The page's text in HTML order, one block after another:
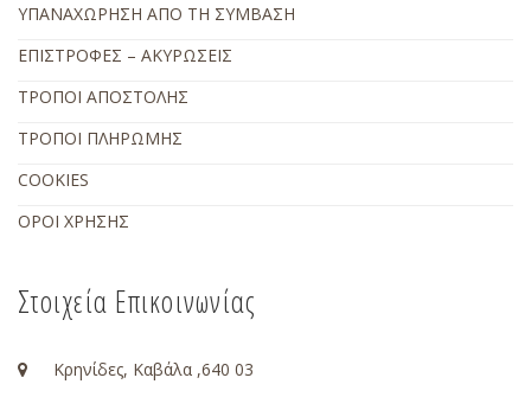
ΥΠΑΝΑΧΩΡΗΣΗ ΑΠΟ ΤΗ ΣΥΜΒΑΣΗ
ΕΠΙΣΤΡΟΦΕΣ – ΑΚΥΡΩΣΕΙΣ
ΤΡΟΠΟΙ ΑΠΟΣΤΟΛΗΣ
ΤΡΟΠΟΙ ΠΛΗΡΩΜΗΣ
COOKIES
ΟΡΟΙ ΧΡΗΣΗΣ
Στοιχεία Επικοινωνίας
Κρηνίδες, Καβάλα ,640 03